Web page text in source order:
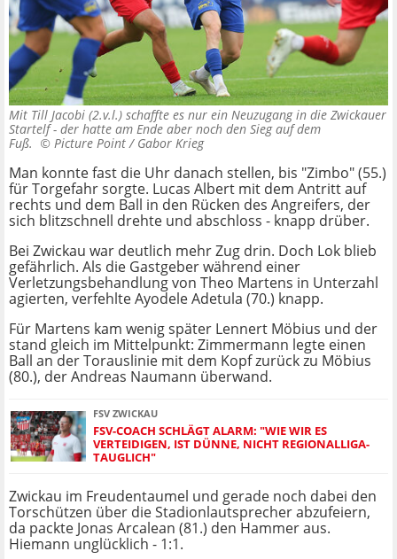
Mit Till Jacobi (2.v.l.) schaffte es nur ein Neuzugang in die Zwickauer
Startelf - der hatte am Ende aber noch den Sieg auf dem
Fuß. © Picture Point / Gabor Krieg
Man konnte fast die Uhr danach stellen, bis "Zimbo" (55.)
für Torgefahr sorgte. Lucas Albert mit dem Antritt auf
rechts und dem Ball in den Rücken des Angreifers, der
sich blitzschnell drehte und abschloss - knapp drüber.
Bei Zwickau war deutlich mehr Zug drin. Doch Lok blieb
gefährlich. Als die Gastgeber während einer
Verletzungsbehandlung von Theo Martens in Unterzahl
agierten, verfehlte Ayodele Adetula (70.) knapp.
Für Martens kam wenig später Lennert Möbius und der
stand gleich im Mittelpunkt: Zimmermann legte einen
Ball an der Torauslinie mit dem Kopf zurück zu Möbius
(80.), der Andreas Naumann überwand.
FSV ZWICKAU
FSV-COACH SCHLÄGT ALARM: "WIE WIR ES
VERTEIDIGEN, IST DÜNNE, NICHT REGIONALLIGA-
TAUGLICH"
Zwickau im Freudentaumel und gerade noch dabei den
Torschützen über die Stadionlautsprecher abzufeiern,
da packte Jonas Arcalean (81.) den Hammer aus.
Hiemann unglücklich - 1:1.